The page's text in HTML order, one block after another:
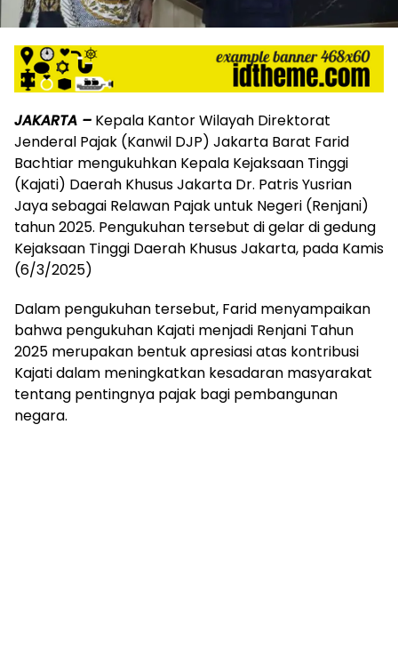
JAKARTA – Kepala Kantor Wilayah Direktorat
Jenderal Pajak (Kanwil DJP) Jakarta Barat Farid
Bachtiar mengukuhkan Kepala Kejaksaan Tinggi
(Kajati) Daerah Khusus Jakarta Dr. Patris Yusrian
Jaya sebagai Relawan Pajak untuk Negeri (Renjani)
tahun 2025. Pengukuhan tersebut di gelar di gedung
Kejaksaan Tinggi Daerah Khusus Jakarta, pada Kamis
(6/3/2025)
Dalam pengukuhan tersebut, Farid menyampaikan
bahwa pengukuhan Kajati menjadi Renjani Tahun
2025 merupakan bentuk apresiasi atas kontribusi
Kajati dalam meningkatkan kesadaran masyarakat
tentang pentingnya pajak bagi pembangunan
negara.